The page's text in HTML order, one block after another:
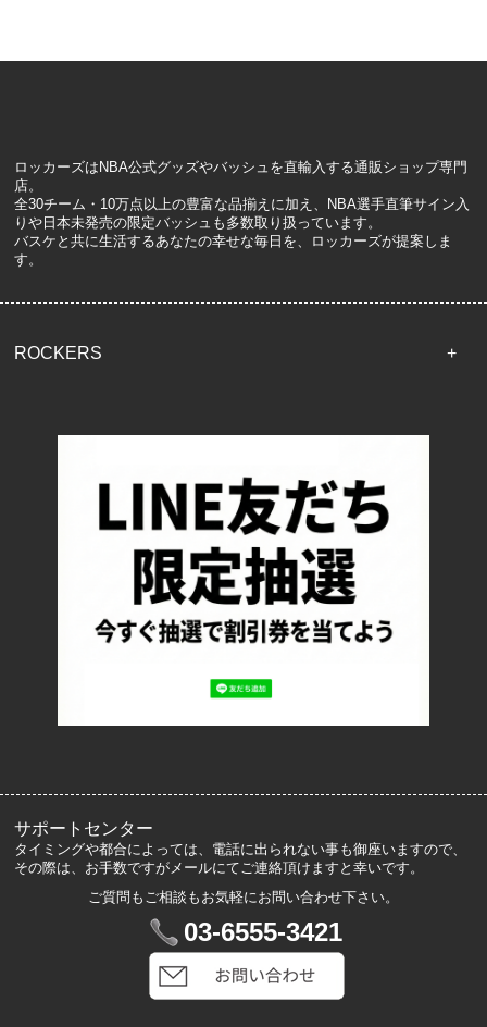
ロッカーズはNBA公式グッズやバッシュを直輸入する通販ショップ専門
店。
全30チーム・10万点以上の豊富な品揃えに加え、NBA選手直筆サイン入
りや日本未発売の限定バッシュも多数取り扱っています。
バスケと共に生活するあなたの幸せな毎日を、ロッカーズが提案しま
す。
ROCKERS
配送・送料について
返品について
お支払い方法について
特定商取引法に基づく表記
プライバシーポリシー
ロッカーズについて
サポートセンター
タイミングや都合によっては、電話に出られない事も御座いますので、
その際は、お手数ですがメールにてご連絡頂けますと幸いです。
ご質問もご相談もお気軽にお問い合わせ下さい。
03-6555-3421